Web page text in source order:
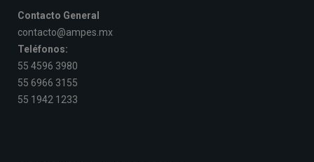
Contacto General
contacto@ampes.mx
Teléfonos:
55 4596 3980
55 6966 3155
55 1942 1233